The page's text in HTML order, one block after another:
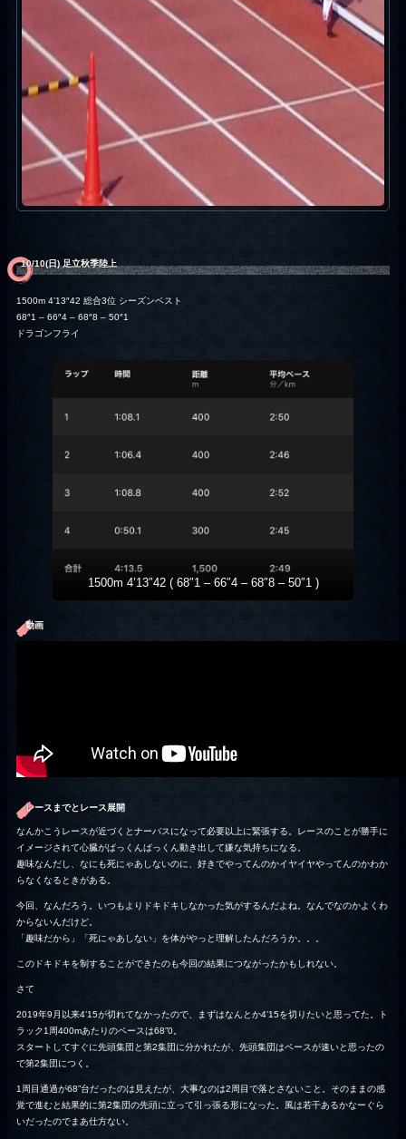
10/10(日) 足立秋季陸上
1500m 4’13″42 総合3位 シーズンベスト
68″1 – 66″4 – 68″8 – 50″1
ドラゴンフライ
1500m 4’13″42 ( 68″1 – 66″4 – 68″8 – 50″1 )
動画
レースまでとレース展開
なんかこうレースが近づくとナーバスになって必要以上に緊張する。レースのことが勝手に
イメージされて心臓がばっくんばっくん動き出して嫌な気持ちになる。
趣味なんだし、なにも死にゃあしないのに、好きでやってんのかイヤイヤやってんのかわか
らなくなるときがある。
今回、なんだろう。いつもよりドキドキしなかった気がするんだよね。なんでなのかよくわ
からないんだけど。
「趣味だから」「死にゃあしない」を体がやっと理解したんだろうか。。。
このドキドキを制することができたのも今回の結果につながったかもしれない。
さて
2019年9月以来4’15が切れてなかったので、まずはなんとか4’15を切りたいと思ってた。ト
ラック1周400mあたりのペースは68”0。
スタートしてすぐに先頭集団と第2集団に分かれたが、先頭集団はペースが速いと思ったの
で第2集団につく。
1周目通過が68”台だったのは見えたが、大事なのは2周目で落とさないこと。そのままの感
覚で進むと結果的に第2集団の先頭に立って引っ張る形になった。風は若干あるかなーぐら
いだったのでまあ仕方ない。